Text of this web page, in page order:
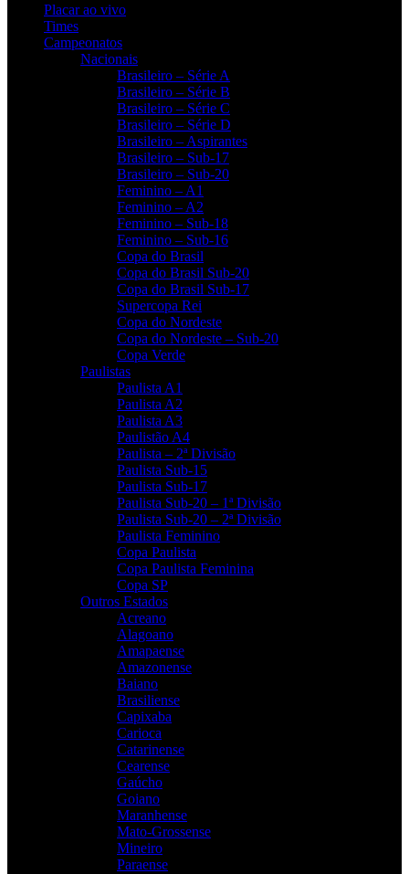
Placar ao vivo
Times
Campeonatos
Nacionais
Brasileiro – Série A
Brasileiro – Série B
Brasileiro – Série C
Brasileiro – Série D
Brasileiro – Aspirantes
Brasileiro – Sub-17
Brasileiro – Sub-20
Feminino – A1
Feminino – A2
Feminino – Sub-18
Feminino – Sub-16
Copa do Brasil
Copa do Brasil Sub-20
Copa do Brasil Sub-17
Supercopa Rei
Copa do Nordeste
Copa do Nordeste – Sub-20
Copa Verde
Paulistas
Paulista A1
Paulista A2
Paulista A3
Paulistão A4
Paulista – 2ª Divisão
Paulista Sub-15
Paulista Sub-17
Paulista Sub-20 – 1ª Divisão
Paulista Sub-20 – 2ª Divisão
Paulista Feminino
Copa Paulista
Copa Paulista Feminina
Copa SP
Outros Estados
Acreano
Alagoano
Amapaense
Amazonense
Baiano
Brasiliense
Capixaba
Carioca
Catarinense
Cearense
Gaúcho
Goiano
Maranhense
Mato-Grossense
Mineiro
Paraense